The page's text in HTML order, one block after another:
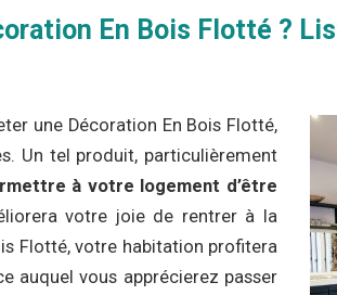
En Bois Flotté ?
une Décoration En Bois Flotté,
Un tel produit, particulièrement
à votre logement d’être
votre joie de rentrer à la
Flotté, votre habitation profitera
auquel vous apprécierez passer